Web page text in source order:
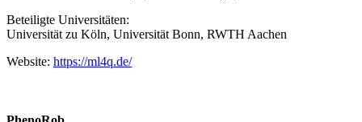
Beteiligte Universitäten:
Universität zu Köln, Universität Bonn, RWTH Aachen
Website: https://ml4q.de/